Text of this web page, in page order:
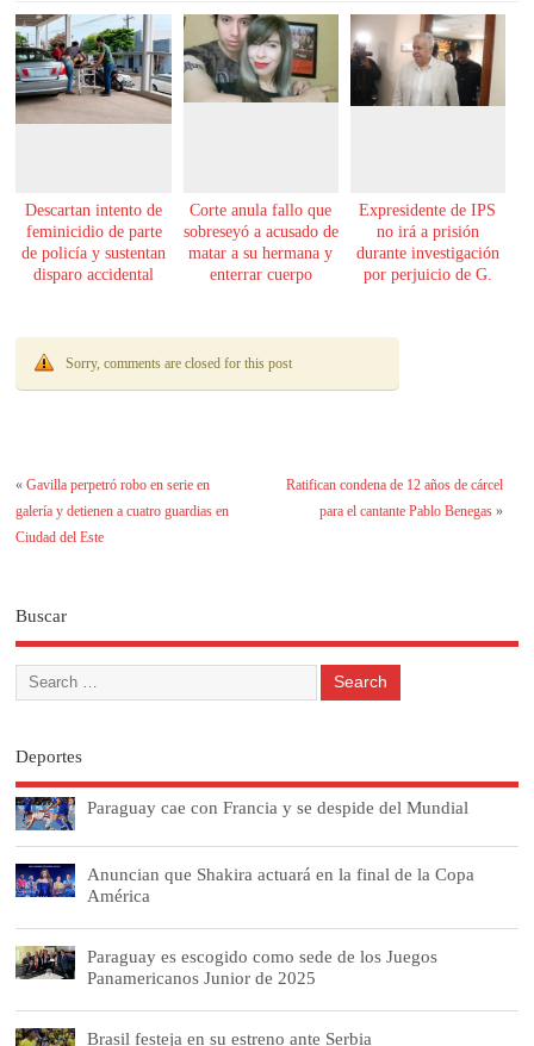
Descartan intento de
feminicidio de parte
de policía y sustentan
disparo accidental
Corte anula fallo que
sobreseyó a acusado de
matar a su hermana y
enterrar cuerpo
Expresidente de IPS
no irá a prisión
durante investigación
por perjuicio de G.
Sorry, comments are closed for this post
«Gavilla perpetró robo en serie en
galería y detienen a cuatro guardias en
Ciudad del Este
Ratifican condena de 12 años de cárcel
para el cantante Pablo Benegas»
Buscar
Deportes
Paraguay cae con Francia y se despide del Mundial
Anuncian que Shakira actuará en la final de la Copa
América
Paraguay es escogido como sede de los Juegos
Panamericanos Junior de 2025
Brasil festeja en su estreno ante Serbia